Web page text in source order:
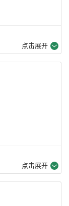
点击展开
点击展开